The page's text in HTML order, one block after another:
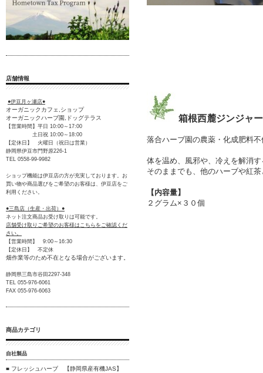
箱根西麓ジンジャー
落合ハーブ園の農薬・化成肥料
体を温め、風邪や、冷えを解消
そのままでも、他のハーブや紅
【内容量】
２グラム×３０個
店舗情報
●伊豆月ヶ瀬店●
オーガニックカフェ,ショップ
オーガニックハーブ園,ドッグテラス
【営業時間】平日 10:00～17:00
土日祝 10:00～18:00
【定休日】 火曜日（祝日は営業）
静岡県伊豆市門野原226-1
TEL 0558-99-9982
ショップ機能は伊豆店の方が充実しております。お
買い物や商品選びをご希望のお客様は、伊豆店をご
利用ください。
●三島店（生産・出荷）●
ネット注文商品お受け取りは可能です。
店舗受け取りご希望のお客様はこちらをご確認くだ
さい。
【営業時間】 9:00～16:30
【定休日】 不定休
畑作業等のため不在となる場合がございます。
静岡県三島市谷田2297-348
TEL 055-976-6061
FAX 055-976-6063
商品カテゴリ
自社製品
■ フレッシュハーブ 【静岡県産有機JAS】